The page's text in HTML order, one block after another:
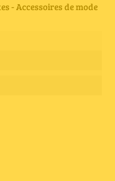
- Accessoires de mode